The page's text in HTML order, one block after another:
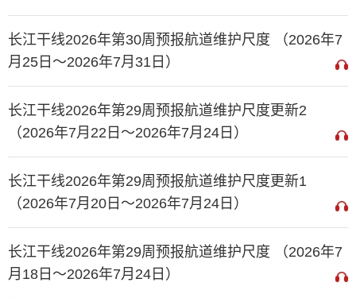
长江干线2026年第30周预报航道维护尺度 （2026年7
月25日～2026年7月31日）
长江干线2026年第29周预报航道维护尺度更新2
（2026年7月22日～2026年7月24日）
长江干线2026年第29周预报航道维护尺度更新1
（2026年7月20日～2026年7月24日）
长江干线2026年第29周预报航道维护尺度 （2026年7
月18日～2026年7月24日）